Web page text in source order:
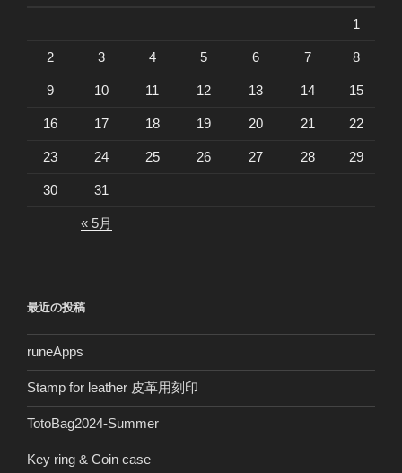
1
2 3 4 5 6 7 8
9 10 11 12 13 14 15
16 17 18 19 20 21 22
23 24 25 26 27 28 29
30 31
« 5月
最近の投稿
runeApps
Stamp for leather 皮革用刻印
TotoBag2024-Summer
Key ring & Coin case